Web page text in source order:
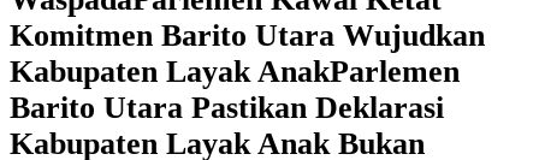
Komitmen Barito Utara Wujudkan
Kabupaten Layak AnakParlemen
Barito Utara Pastikan Deklarasi
Kabupaten Layak Anak Bukan